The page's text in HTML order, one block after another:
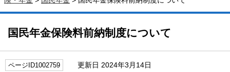
国民年金保険料前納制度について
ページID1002759 更新日 2024年3月14日